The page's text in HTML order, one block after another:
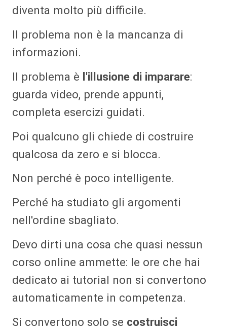
diventa molto più difficile.
Il problema non è la mancanza di
informazioni.
Il problema è l'illusione di imparare:
guarda video, prende appunti,
completa esercizi guidati.
Poi qualcuno gli chiede di costruire
qualcosa da zero e si blocca.
Non perché è poco intelligente.
Perché ha studiato gli argomenti
nell'ordine sbagliato.
Devo dirti una cosa che quasi nessun
corso online ammette: le ore che hai
dedicato ai tutorial non si convertono
automaticamente in competenza.
Si convertono solo se costruisci